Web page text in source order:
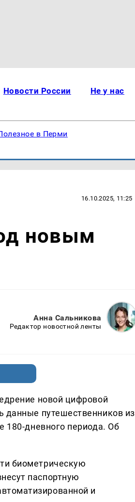
Новости России Не у нас
в Перми
16.10.2025, 11:25
новым
Анна Сальникова
Редактор новостной ленты
новой цифровой
данные путешественников из
180-дневного периода. Об
биометрическую
паспортную
и